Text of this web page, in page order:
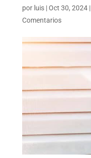
por luis|Oct 30, 2024|
Comentarios